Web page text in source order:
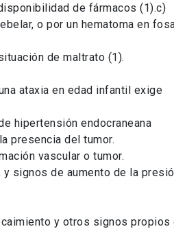
de fármacos (1).c)
o por un hematoma en
de maltrato (1).
ataxia en edad infantil exige
hipertensión endocraneana
presencia del tumor.
vascular o tumor.
signos de aumento de la
y otros signos propios